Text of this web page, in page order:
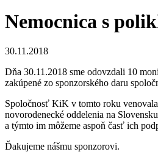
Nemocnica s
30.11.2018
Dňa 30.11.2018 sme odovzdali 10
zakúpené zo sponzorského daru
Spoločnosť KiK v tomto roku
novorodenecké oddelenia na
a týmto im môžeme aspoň časť ich
Ďakujeme nášmu sponzorovi.